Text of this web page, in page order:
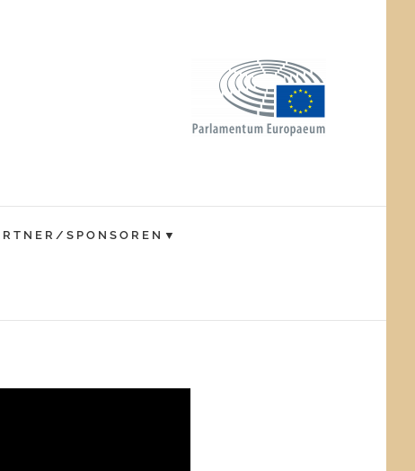
SPONSOREN▼